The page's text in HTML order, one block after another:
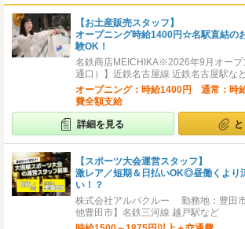
【お土産販売スタッフ】
オープニング時給1400円☆名駅直結の
験OK！
名鉄商店MEICHIKA※2026年9月オープ
通口）】近鉄名古屋線 近鉄名古屋駅な
オープニング：時給1400円 通常：時
費全額支給
詳細を見る
【スポーツ大会運営スタッフ】
激レア／短期＆日払いOK◎昼働くより
い！？
株式会社アルバクルー 勤務地：豊田
他豊田市】名鉄三河線 越戸駅など